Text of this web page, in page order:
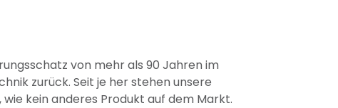
von mehr als 90 Jahren im
zurück. Seit je her stehen unsere
kein anderes Produkt auf dem Markt.